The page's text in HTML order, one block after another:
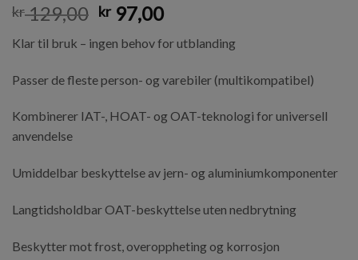
kr129,00 kr97,00
Klar til bruk – ingen behov for utblanding
Passer de fleste person- og varebiler (multikompatibel)
Kombinerer IAT-, HOAT- og OAT-teknologi for universell
anvendelse
Umiddelbar beskyttelse av jern- og aluminiumkomponenter
Langtidsholdbar OAT-beskyttelse uten nedbrytning
Beskytter mot frost, overoppheting og korrosjon